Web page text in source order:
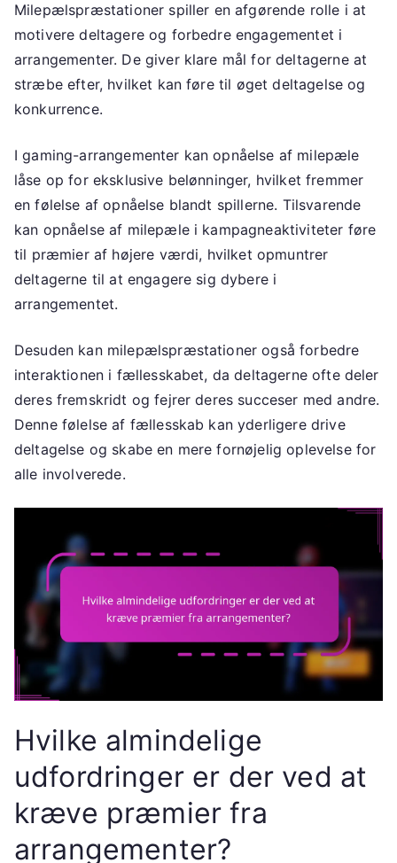
Milepælspræstationer spiller en afgørende rolle i at
motivere deltagere og forbedre engagementet i
arrangementer. De giver klare mål for deltagerne at
stræbe efter, hvilket kan føre til øget deltagelse og
konkurrence.
I gaming-arrangementer kan opnåelse af milepæle
låse op for eksklusive belønninger, hvilket fremmer
en følelse af opnåelse blandt spillerne. Tilsvarende
kan opnåelse af milepæle i kampagneaktiviteter føre
til præmier af højere værdi, hvilket opmuntrer
deltagerne til at engagere sig dybere i
arrangementet.
Desuden kan milepælspræstationer også forbedre
interaktionen i fællesskabet, da deltagerne ofte deler
deres fremskridt og fejrer deres succeser med andre.
Denne følelse af fællesskab kan yderligere drive
deltagelse og skabe en mere fornøjelig oplevelse for
alle involverede.
Hvilke almindelige
udfordringer er der ved at
kræve præmier fra
arrangementer?